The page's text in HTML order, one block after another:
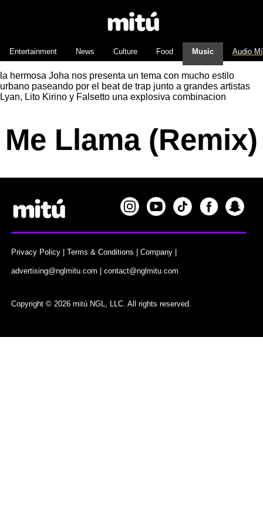
Entertainment News Culture Food Music Audio
la hermosa Joha nos presenta un tema con mucho estilo
urbano paseando por el beat de trap junto a grandes artistas
Lyan, Lito Kirino y Falsetto una explosiva combinacion
Me Llama (Remix)
Privacy Policy |Terms & Conditions |Company |
advertising@nglmitu.com |contact@nglmitu.com
Copyright © 2026 mitú NGL, LLC. All rights reserved.